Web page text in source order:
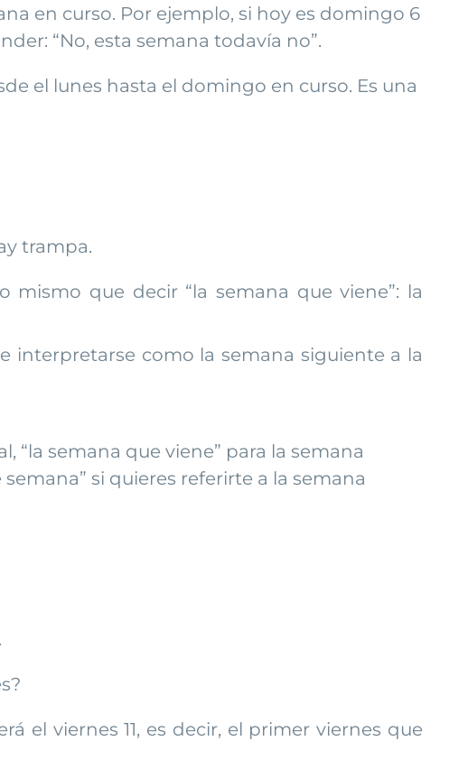
en curso. Por ejemplo, si hoy es domingo 6
“No, esta semana todavía no”.
el lunes hasta el domingo en curso. Es una
trampa.
mismo que decir “la semana que viene”: la
interpretarse como la semana siguiente a la
“la semana que viene” para la semana
si quieres referirte a la semana
el viernes 11, es decir, el primer viernes que